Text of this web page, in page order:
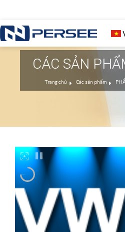
CÁC SẢN
Trang chủ Các sản phẩm